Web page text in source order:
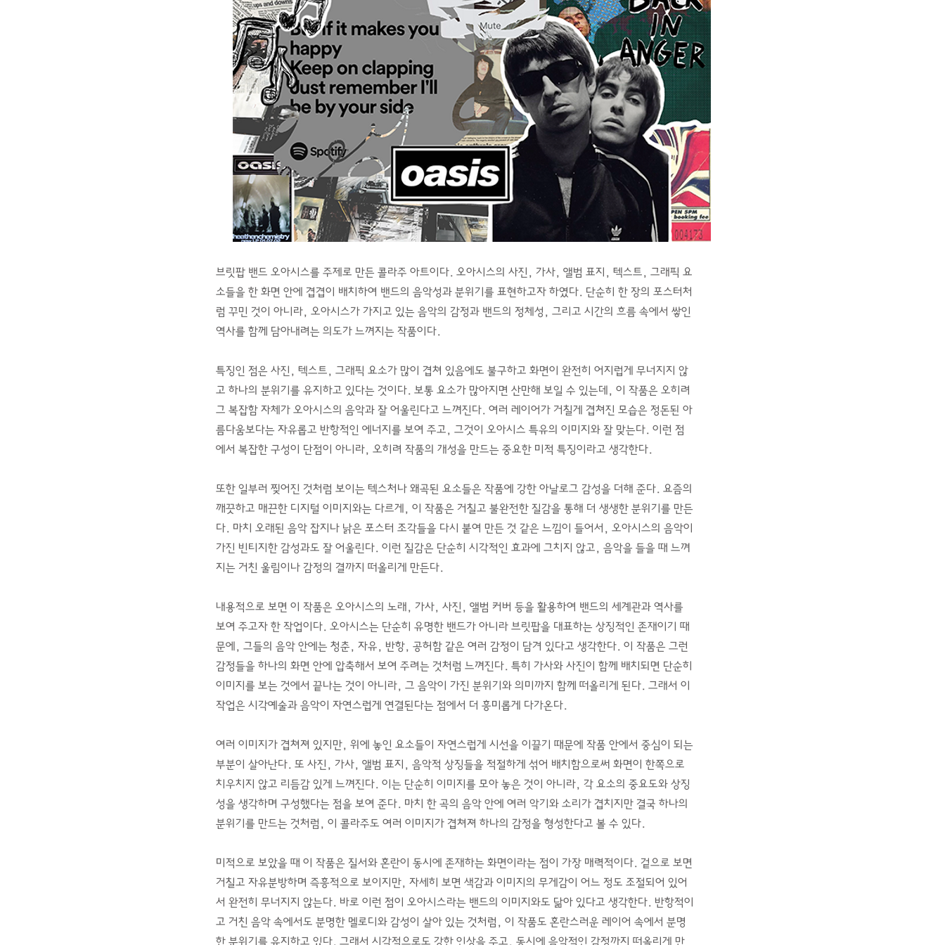
브릿팝 밴드 오아시스를 주제로 만든 콜라주 아트이다. 오아시스의 사진, 가사, 앨범 표지, 텍스트, 그래픽 요
소들을 한 화면 안에 겹겹이 배치하여 밴드의 음악성과 분위기를 표현하고자 하였다. 단순히 한 장의 포스터처
럼 꾸민 것이 아니라, 오아시스가 가지고 있는 음악의 감정과 밴드의 정체성, 그리고 시간의 흐름 속에서 쌓인
역사를 함께 담아내려는 의도가 느껴지는 작품이다.
특징인 점은 사진, 텍스트, 그래픽 요소가 많이 겹쳐 있음에도 불구하고 화면이 완전히 어지럽게 무너지지 않
고 하나의 분위기를 유지하고 있다는 것이다. 보통 요소가 많아지면 산만해 보일 수 있는데, 이 작품은 오히려
그 복잡함 자체가 오아시스의 음악과 잘 어울린다고 느껴진다. 여러 레이어가 거칠게 겹쳐진 모습은 정돈된 아
름다움보다는 자유롭고 반항적인 에너지를 보여 주고, 그것이 오아시스 특유의 이미지와 잘 맞는다. 이런 점
에서 복잡한 구성이 단점이 아니라, 오히려 작품의 개성을 만드는 중요한 미적 특징이라고 생각한다.
또한 일부러 찢어진 것처럼 보이는 텍스처나 왜곡된 요소들은 작품에 강한 아날로그 감성을 더해 준다. 요즘의
깨끗하고 매끈한 디지털 이미지와는 다르게, 이 작품은 거칠고 불완전한 질감을 통해 더 생생한 분위기를 만든
다. 마치 오래된 음악 잡지나 낡은 포스터 조각들을 다시 붙여 만든 것 같은 느낌이 들어서, 오아시스의 음악이
가진 빈티지한 감성과도 잘 어울린다. 이런 질감은 단순히 시각적인 효과에 그치지 않고, 음악을 들을 때 느껴
지는 거친 울림이나 감정의 결까지 떠올리게 만든다.
내용적으로 보면 이 작품은 오아시스의 노래, 가사, 사진, 앨범 커버 등을 활용하여 밴드의 세계관과 역사를
보여 주고자 한 작업이다. 오아시스는 단순히 유명한 밴드가 아니라 브릿팝을 대표하는 상징적인 존재이기 때
문에, 그들의 음악 안에는 청춘, 자유, 반항, 공허함 같은 여러 감정이 담겨 있다고 생각한다. 이 작품은 그런
감정들을 하나의 화면 안에 압축해서 보여 주려는 것처럼 느껴진다. 특히 가사와 사진이 함께 배치되면 단순히
이미지를 보는 것에서 끝나는 것이 아니라, 그 음악이 가진 분위기와 의미까지 함께 떠올리게 된다. 그래서 이
작업은 시각예술과 음악이 자연스럽게 연결된다는 점에서 더 흥미롭게 다가온다.
여러 이미지가 겹쳐져 있지만, 위에 놓인 요소들이 자연스럽게 시선을 이끌기 때문에 작품 안에서 중심이 되는
부분이 살아난다. 또 사진, 가사, 앨범 표지, 음악적 상징들을 적절하게 섞어 배치함으로써 화면이 한쪽으로
치우치지 않고 리듬감 있게 느껴진다. 이는 단순히 이미지를 모아 놓은 것이 아니라, 각 요소의 중요도와 상징
성을 생각하며 구성했다는 점을 보여 준다. 마치 한 곡의 음악 안에 여러 악기와 소리가 겹치지만 결국 하나의
분위기를 만드는 것처럼, 이 콜라주도 여러 이미지가 겹쳐져 하나의 감정을 형성한다고 볼 수 있다.
미적으로 보았을 때 이 작품은 질서와 혼란이 동시에 존재하는 화면이라는 점이 가장 매력적이다. 겉으로 보면
거칠고 자유분방하며 즉흥적으로 보이지만, 자세히 보면 색감과 이미지의 무게감이 어느 정도 조절되어 있어
서 완전히 무너지지 않는다. 바로 이런 점이 오아시스라는 밴드의 이미지와도 닮아 있다고 생각한다. 반항적이
고 거친 음악 속에서도 분명한 멜로디와 감성이 살아 있는 것처럼, 이 작품도 혼란스러운 레이어 속에서 분명
한 분위기를 유지하고 있다. 그래서 시각적으로도 강한 인상을 주고, 동시에 음악적인 감정까지 떠올리게 만